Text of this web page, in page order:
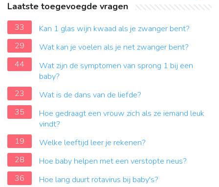
Laatste toegevoegde vragen
33
Kan 1 glas wijn kwaad als je zwanger bent?
29
Wat kan je voelen als je net zwanger bent?
44
Wat zijn de symptomen van sprong 1 bij een
baby?
23
Wat is de dans van de liefde?
35
Hoe gedraagt ​​een vrouw zich als ze iemand leuk
vindt?
19
Welke leeftijd leer je rekenen?
28
Hoe baby helpen met een verstopte neus?
36
Hoe lang duurt rotavirus bij baby's?